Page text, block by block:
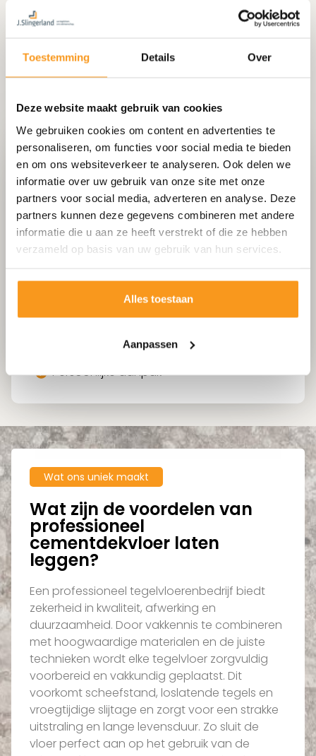
Toestemming Details Over
Deze website maakt gebruik van cookies
We gebruiken cookies om content en advertenties te
personaliseren, om functies voor social media te bieden
en om ons websiteverkeer te analyseren. Ook delen we
informatie over uw gebruik van onze site met onze
partners voor social media, adverteren en analyse. Deze
partners kunnen deze gegevens combineren met andere
informatie die u aan ze heeft verstrekt of die ze hebben
verzameld op basis van uw gebruik van hun services.
Alles toestaan
Aanpassen
Het tegelbedrijf voor
cementdekvloer laten
leggen
Slingerland.nl is dé specialist voor
cementdekvloer laten leggen. Wij leveren en
als zakelijke klanten.
Uitmuntende kwaliteit
Meer dan 25 jaar ervaring
Service van advies tot plaatsing
Persoonlijke aanpak
Wat ons uniek maakt
Wat zijn de voordelen van
professioneel
cementdekvloer laten
leggen?
Een professioneel tegelvloerenbedrijf biedt
zekerheid in kwaliteit, afwerking en
duurzaamheid. Door vakkennis te combineren
met hoogwaardige materialen en de juiste
technieken wordt elke tegelvloer zorgvuldig
voorbereid en vakkundig geplaatst. Dit
voorkomt scheefstand, loslatende tegels en
vroegtijdige slijtage en zorgt voor een strakke
uitstraling en lange levensduur. Zo sluit de
vloer perfect aan op het gebruik van de